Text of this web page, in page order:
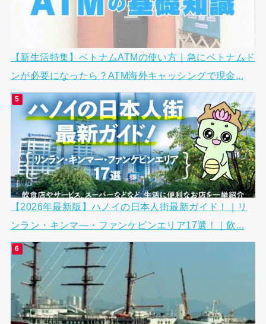
【新生活特集】ベトナムATMの使い方｜急にベトナムド
ンが必要になったら？ATM海外キャッシングで現金...
【2026年最新版】ハノイの日本人街最新ガイド！｜リ
ンラン・キンマ―・ファンケビンエリア17選！｜飲...